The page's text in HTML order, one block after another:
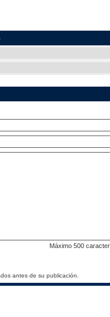
Máximo 500
antes de su publicación.